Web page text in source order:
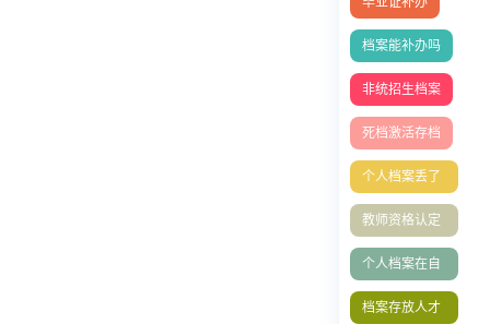
档案能补办吗
非统招生档案
死档激活存档
个人档案丢了
怎么办？档案
能补办吗
教师资格认定
表丢失补办
个人档案在自
己手里怎么办
档案存放人才